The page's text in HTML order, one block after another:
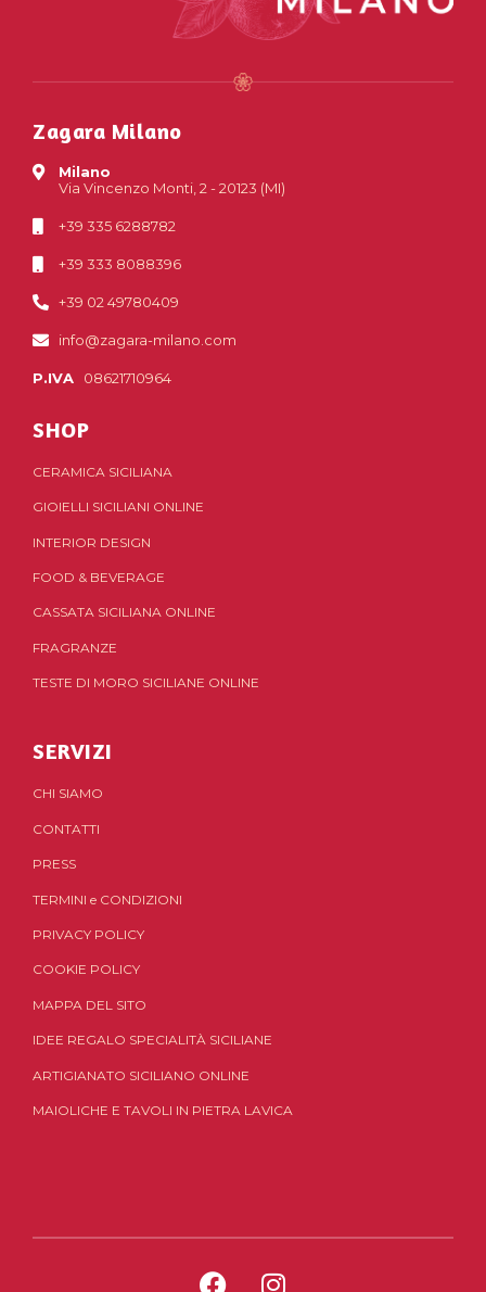
Zagara Milano
Milano
Via Vincenzo Monti, 2 - 20123 (MI)
+39 335 6288782
+39 333 8088396
+39 02 49780409
info@zagara-milano.com
P.IVA 08621710964
SHOP
CERAMICA SICILIANA
GIOIELLI SICILIANI ONLINE
INTERIOR DESIGN
FOOD & BEVERAGE
CASSATA SICILIANA ONLINE
FRAGRANZE
TESTE DI MORO SICILIANE ONLINE
SERVIZI
CHI SIAMO
CONTATTI
PRESS
TERMINI e CONDIZIONI
PRIVACY POLICY
COOKIE POLICY
MAPPA DEL SITO
IDEE REGALO SPECIALITÀ SICILIANE
ARTIGIANATO SICILIANO ONLINE
MAIOLICHE E TAVOLI IN PIETRA LAVICA